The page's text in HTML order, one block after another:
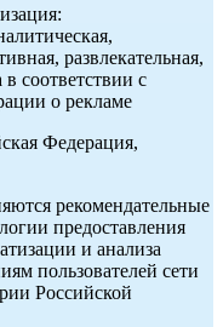
развлекательная,
в соответствии с
о рекламе
Федерация,
рекомендательные
предоставления
и анализа
пользователей сети
Российской